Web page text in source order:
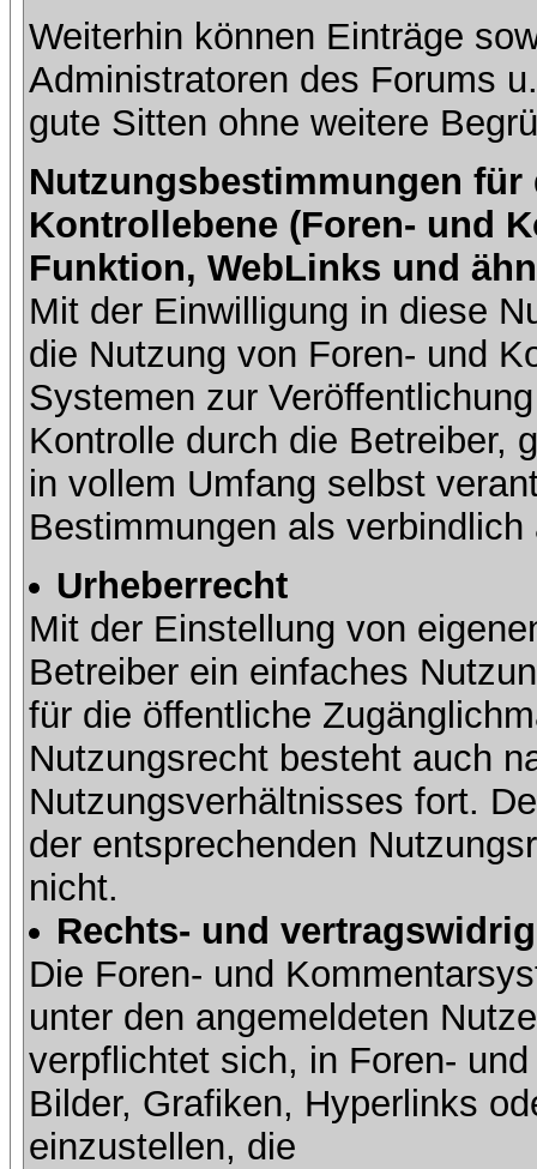
Weiterhin können Einträge
Administratoren des Forums
gute Sitten ohne weitere
Nutzungsbestimmungen
Kontrollebene (Foren- und
Funktion, WebLinks und
Mit der Einwilligung in diese
die Nutzung von Foren- und
Systemen zur
Kontrolle durch die Betreiber,
in vollem Umfang selbst
Bestimmungen als verbindlich
Urheberrecht
Mit der Einstellung von
Betreiber ein einfaches
für die öffentliche
Nutzungsrecht besteht auch
Nutzungsverhältnisses fort.
der entsprechenden
nicht.
Rechts- und
Die Foren- und
unter den angemeldeten
verpflichtet sich, in Foren-
Bilder, Grafiken, Hyperlinks
einzustellen, die